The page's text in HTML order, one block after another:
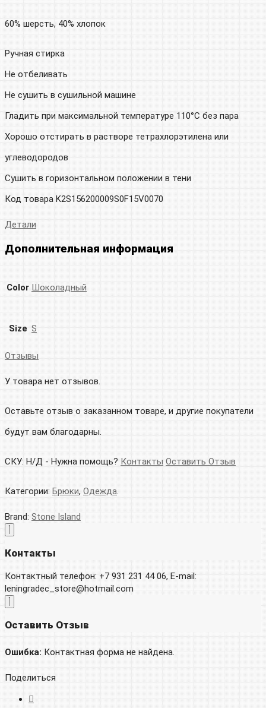
60% шерсть, 40% хлопок
Ручная стирка
Не отбеливать
Не сушить в сушильной машине
Гладить при максимальной температуре 110°C без пара
Хорошо отстирать в растворе тетрахлорэтилена или
углеводородов
Сушить в горизонтальном положении в тени
Код товара K2S156200009S0F15V0070
Детали
Дополнительная информация
Color Шоколадный
Size S
Отзывы
У товара нет отзывов.
Оставьте отзыв о заказанном товаре, и другие покупатели
будут вам благодарны.
СКУ: Н/Д - Нужна помощь? Контакты Оставить Отзыв
Категории: Брюки, Одежда.
Brand: Stone Island
Контакты
Контактный телефон: +7 931 231 44 06, E-mail:
leningradec_store@hotmail.com
Оставить Отзыв
Ошибка: Контактная форма не найдена.
Поделиться